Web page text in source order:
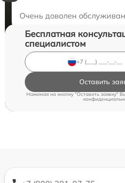
Очень доволен
Бесплатная
специалистом
Оставить
Нажимая на кнопку "Оставить заявку"